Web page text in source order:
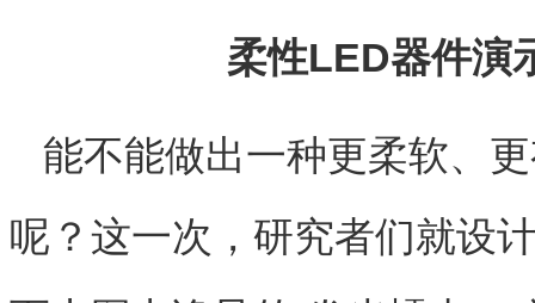
柔性LED器件演
能不能做出一种更柔软、
呢？这一次，研究者们就设